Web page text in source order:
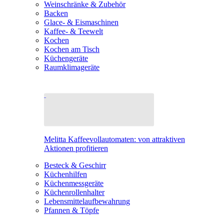
Weinschränke & Zubehör
Backen
Glace- & Eismaschinen
Kaffee- & Teewelt
Kochen
Kochen am Tisch
Küchengeräte
Raumklimageräte
Melitta Kaffeevollautomaten: von attraktiven
Aktionen profitieren
Besteck & Geschirr
Küchenhilfen
Küchenmessgeräte
Küchenrollenhalter
Lebensmittelaufbewahrung
Pfannen & Töpfe